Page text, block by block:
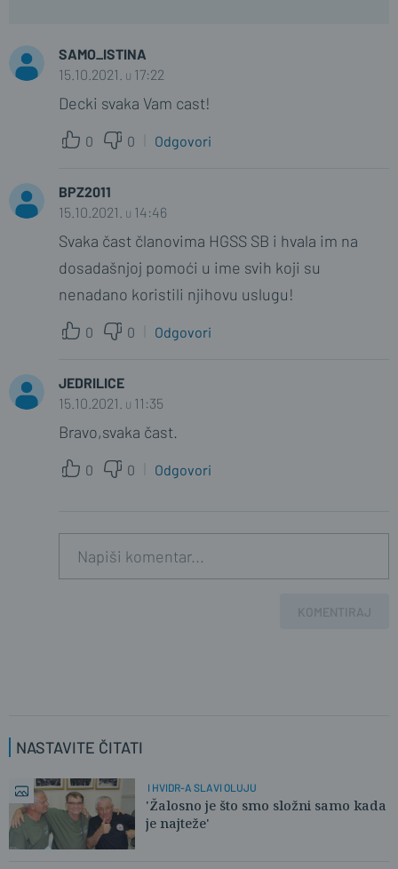
SAMO_ISTINA
15.10.2021. u 17:22
Decki svaka Vam cast!
0 0 Odgovori
BPZ2011
15.10.2021. u 14:46
Svaka čast članovima HGSS SB i hvala im na
dosadašnjoj pomoći u ime svih koji su
nenadano koristili njihovu uslugu!
0 0 Odgovori
JEDRILICE
15.10.2021. u 11:35
Bravo,svaka čast.
0 0 Odgovori
KOMENTIRAJ
NASTAVITE ČITATI
I HVIDR-A SLAVI OLUJU
'Žalosno je što smo složni samo kada
je najteže'